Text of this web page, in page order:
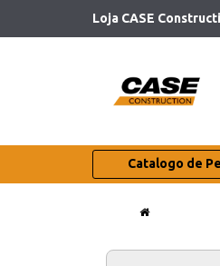
Loja CASE
Catalogo de